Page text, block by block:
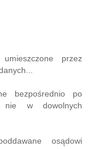
przez
bezpośrednio po
nie w dowolnych
osądowi